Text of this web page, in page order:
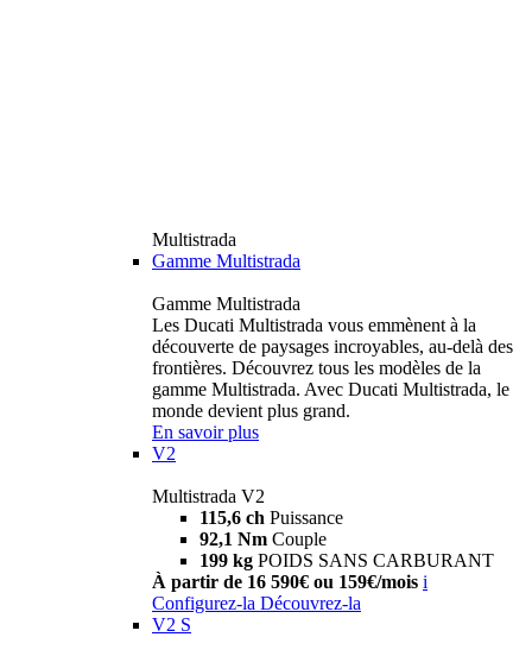
Multistrada
Gamme Multistrada
Gamme Multistrada
Les Ducati Multistrada vous emmènent à la
découverte de paysages incroyables, au-delà des
frontières. Découvrez tous les modèles de la
gamme Multistrada. Avec Ducati Multistrada, le
monde devient plus grand.
En savoir plus
V2
Multistrada V2
115,6 ch Puissance
92,1 Nm Couple
199 kg POIDS SANS CARBURANT
À partir de 16 590€ ou 159€/mois i
Configurez-la Découvrez-la
V2 S